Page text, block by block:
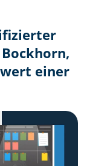
einer